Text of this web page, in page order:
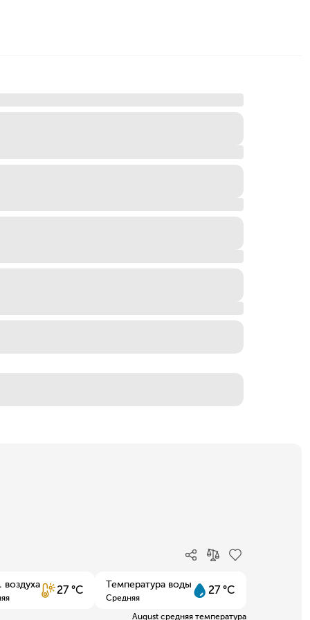
воздуха 27 °C Температура воды
Средняя
27 °C
August средняя температура